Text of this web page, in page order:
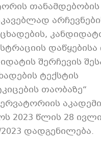
თანამდებობის
შერჩევის
ტექსტის
თაობაზე“
2023 წლის 28
2023 დადგენილება.